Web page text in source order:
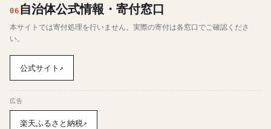
06 自治体公式情報・寄付窓口
本サイトでは寄付処理を行いません。実際の寄付は各窓口でご確認くださ
い。
公式サイト ↗
広告
楽天ふるさと納税↗